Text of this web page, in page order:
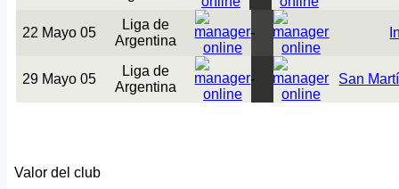
22 Mayo 05
Liga de
Argentina
-
29 Mayo 05
Liga de
Argentina
- San
Valor del club